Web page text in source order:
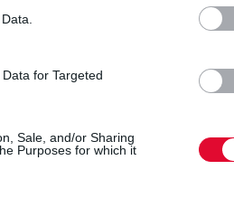
for Targeted
Sale, and/or Sharing
Purposes for which it
ο